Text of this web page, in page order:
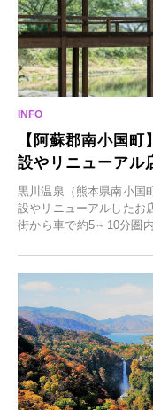
【阿蘇郡南小国
設やリニューアル
黒川温泉（熊本県南小国
設やリニューアルしたお
街から車で約5～10分圏
元食材にこだわったレス
泉の新たな楽しみとして